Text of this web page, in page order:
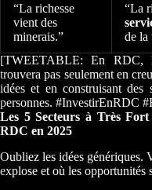
“La richesse
vient des
minerais.”
“La
de la
[TWEETABLE: En RDC,
trouvera pas seulement en
idées et en construisant
personnes. #InvestirEnRDC
Les 5 Secteurs à Très
RDC en 2025
Oubliez les idées génériques.
explose et où les opportunités